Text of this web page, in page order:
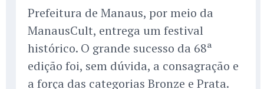
Prefeitura de Manaus, por meio da
ManausCult, entrega um festival
histórico. O grande sucesso da 68ª
edição foi, sem dúvida, a consagração e
a força das categorias Bronze e Prata.